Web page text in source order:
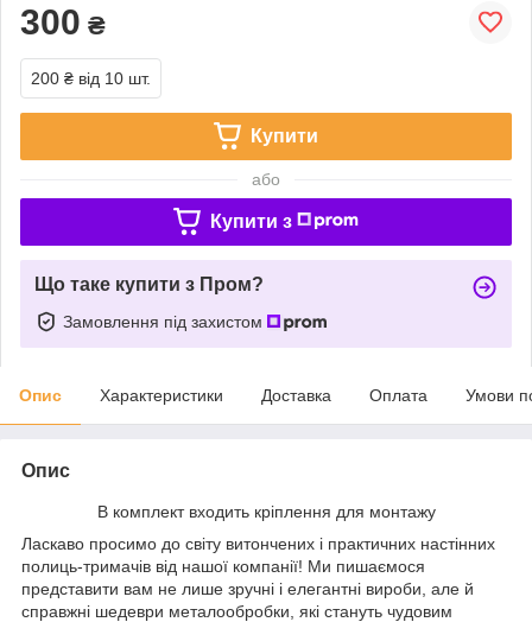
300 ₴
200 ₴ від 10 шт.
Купити
або
Купити з
Що таке купити з Пром?
Замовлення під захистом
Опис Характеристики Доставка Оплата Умови
Опис
В комплект входить кріплення для монтажу
Ласкаво просимо до світу витончених і практичних настінних
полиць-тримачів від нашої компанії! Ми пишаємося
представити вам не лише зручні і елегантні вироби, але й
справжні шедеври металообробки, які стануть чудовим